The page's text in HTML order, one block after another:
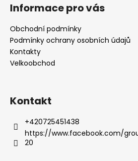
Informace pro vás
Obchodní podmínky
Podmínky ochrany osobních údajů
Kontakty
Velkoobchod
Kontakt
+420725451438
https://www.facebook.com/
20